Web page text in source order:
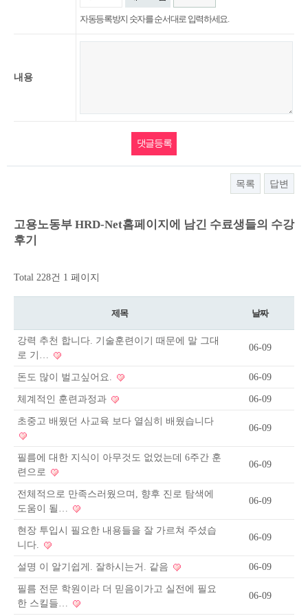
자동등록방지 숫자를 순서대로 입력하세요.
내용
목록 답변
고용노동부 HRD-Net홈페이지에 남긴 수료생들의 수강
후기
Total 228건 1 페이지
제목 날짜
강력 추천 합니다. 기술훈련이기 때문에 말 그대
로 기…
06-09
돈도 많이 벌고싶어요. 06-09
체계적인 훈련과정과 06-09
초중고 배웠던 사교육 보다 열심히 배웠습니다
06-09
필름에 대한 지식이 아무것도 없었는데 6주간 훈
련으로
06-09
전체적으로 만족스러웠으며, 향후 진로 탐색에
도움이 될…
06-09
현장 투입시 필요한 내용들을 잘 가르쳐 주셨습
니다.
06-09
설명 이 알기쉽게. 잘하시는거. 같음 06-09
필름 전문 학원이라 더 믿음이가고 실전에 필요
한 스킬들…
06-09